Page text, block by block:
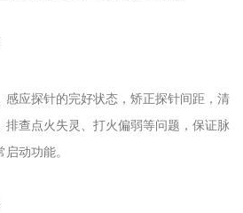
应探针的完好状态，矫正探针间距，清
排查点火失灵、打火偏弱等问题，保证脉
动功能。